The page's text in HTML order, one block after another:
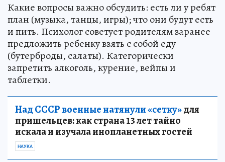
Какие вопросы важно обсудить: есть ли у ребят
план (музыка, танцы, игры); что они будут есть
и пить. Психолог советует родителям заранее
предложить ребенку взять с собой еду
(бутерброды, салаты). Категорически
запретить алкоголь, курение, вейпы и
таблетки.
Над СССР военные натянули «сетку»для
пришельцев: как страна 13 лет тайно
искала и изучала инопланетных гостей
НАУКА